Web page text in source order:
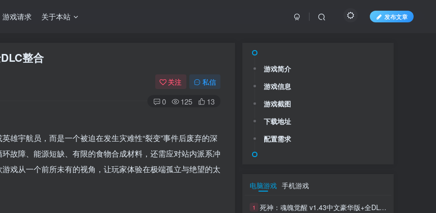
游戏请求 关于本站 发布文章
整合
关注 私信
0 125 13
雄宇航员，而是一个被迫在发生灾难性“裂变”事件后废弃的深
故障、能源短缺、有限的食物合成材料，还需应对站内派系冲
戏从一个前所未有的视角，让玩家体验在极端孤立与绝望的太
游戏简介
游戏信息
游戏截图
下载地址
配置需求
电脑游戏 手机游戏
1 死神：魂魄觉醒 v1.43中文豪华版+全DLC整合